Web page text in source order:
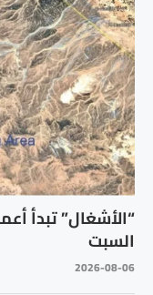
“الأشغال” تبدأ
السبت
2026-08-06